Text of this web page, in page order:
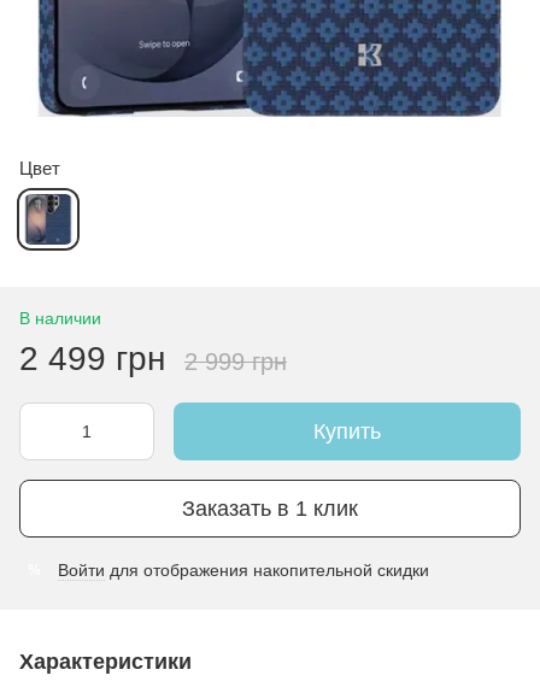
Цвет
В наличии
2 499 грн 2 999 грн
Купить
Заказать в 1 клик
Войти для отображения накопительной скидки
Характеристики